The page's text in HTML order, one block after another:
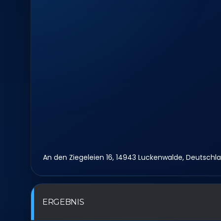
An den Ziegeleien 16, 14943 Luckenwalde,
ERGEBNIS